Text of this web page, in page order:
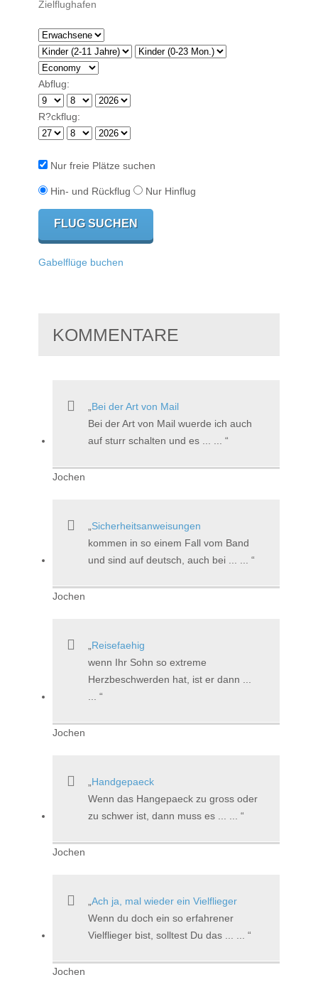
Abflug:
R?ckflug:
Nur freie Plätze suchen
Hin- und Rückflug Nur Hinflug
Gabelflüge buchen
KOMMENTARE
Bei der Art von Mail
Bei der Art von Mail wuerde ich auch
auf sturr schalten und es ... ...
Jochen
Sicherheitsanweisungen
kommen in so einem Fall vom Band
und sind auf deutsch, auch bei ... ...
Jochen
Reisefaehig
wenn Ihr Sohn so extreme
Herzbeschwerden hat, ist er dann ...
Jochen
Handgepaeck
Wenn das Hangepaeck zu gross oder
zu schwer ist, dann muss es ... ...
Jochen
Ach ja, mal wieder ein Vielflieger
Wenn du doch ein so erfahrener
Vielflieger bist, solltest Du das ... ...
Jochen